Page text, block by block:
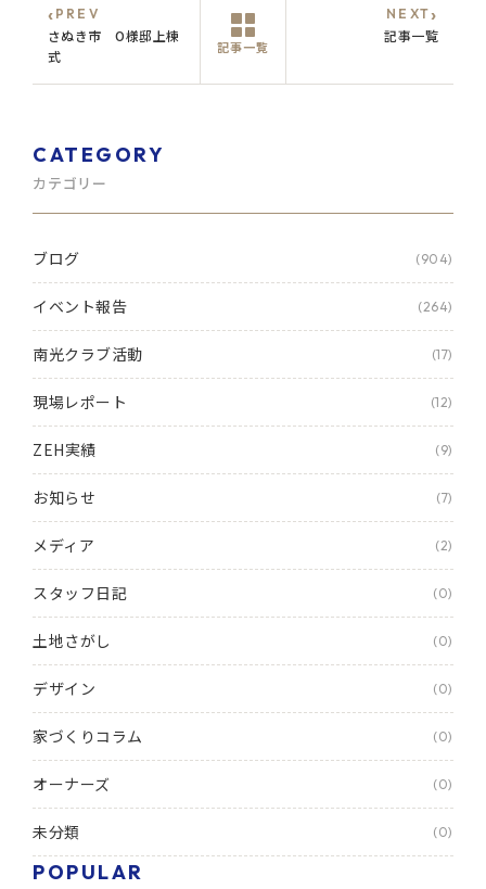
‹ PREV
さぬき市 O様邸上棟
式
記事一覧
NEXT›
記事一覧
CATEGORY
カテゴリー
ブログ (904)
イベント報告 (264)
南光クラブ活動 (17)
現場レポート (12)
ZEH実績 (9)
お知らせ (7)
メディア (2)
スタッフ日記 (0)
土地さがし (0)
デザイン (0)
家づくりコラム (0)
オーナーズ (0)
未分類 (0)
POPULAR